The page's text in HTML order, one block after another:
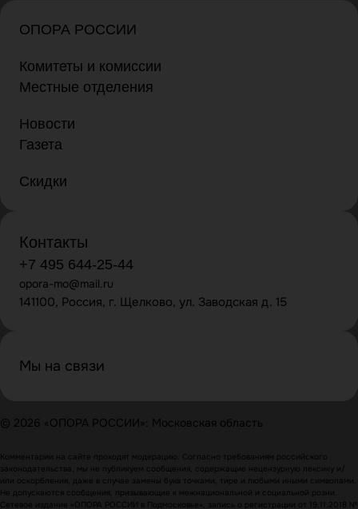
ОПОРА РОССИИ
Комитеты и комиссии
Местные отделения
Новости
Газета
Скидки
Контакты
+7 495 644-25-44
opora-mo@mail.ru
141100, Россия, г. Щелково, ул. Заводская д. 15
Мы на связи
© 2026 «ОПОРА РОССИИ»: Московская область
Комментарии на сайте проходят модерацию. Согласно требованиям российского
законодательства, мы не публикуем сообщения, содержащие нецензурную лексику и/
или оскорбления, даже в случае замены букв точками, тире и любыми иными символами.
Не допускаются сообщения, призывающие к межнациональной и социальной розни.
Сетевое издание «ОПОРА РОССИИ в Подмосковье», запись о регистрации от 19.11.2018 №